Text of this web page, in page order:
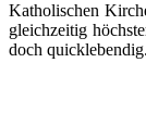
Katholischen
gleichzeitig
doch quicklebendig.